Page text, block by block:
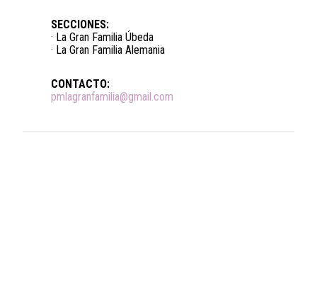
SECCIONES:
· La Gran Familia Úbeda
· La Gran Familia Alemania
CONTACTO:
pmlagranfamilia@gmail.com